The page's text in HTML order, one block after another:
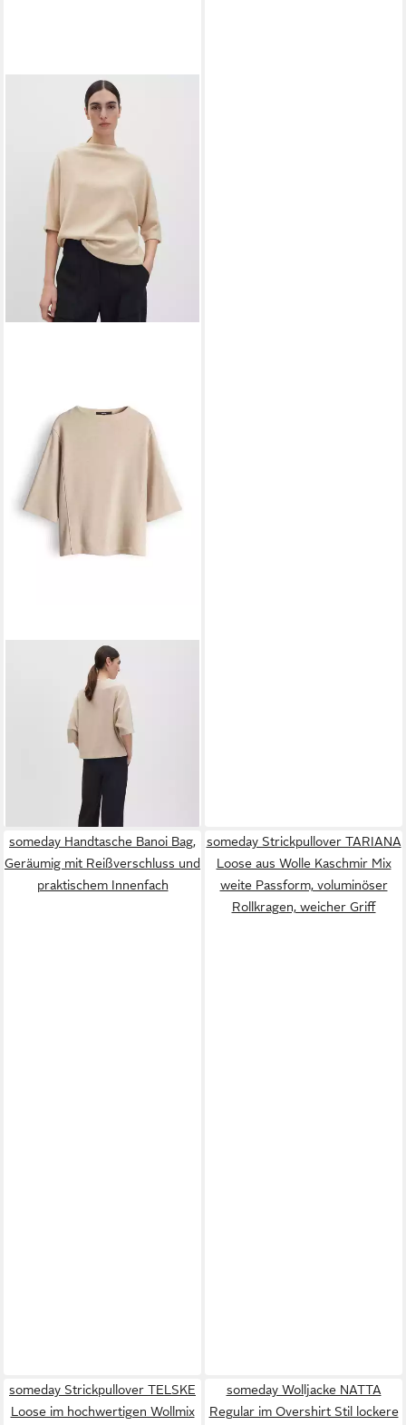
Sweatshirt UPIA Loose in
Mélange Optik gerader
Schnitt, weite Passform,
auffällige Teilungsnähte
UVP
lieferbar - in 3-4 Werktagen bei dir
someday Handtasche Banoi Bag,
Geräumig mit Reißverschluss und
praktischem Innenfach
someday Strickpullover TARIANA
Loose aus Wolle Kaschmir Mix
weite Passform, voluminöser
Rollkragen, weicher Griff
someday Strickpullover TELSKE
Loose im hochwertigen Wollmix
someday Wolljacke NATTA
Regular im Overshirt Stil lockere